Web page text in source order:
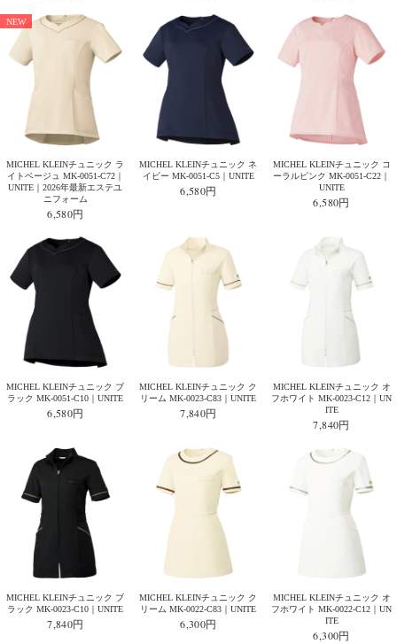
NEW
MICHEL KLEINチュニック ラ
イトベージュ MK-0051-C72｜
UNITE｜2026年最新エステユ
ニフォーム
6,580円
MICHEL KLEINチュニック ネ
イビー MK-0051-C5｜UNITE
6,580円
MICHEL KLEINチュニック コ
ーラルピンク MK-0051-C22｜
UNITE
6,580円
MICHEL KLEINチュニック ブ
ラック MK-0051-C10｜UNITE
6,580円
MICHEL KLEINチュニック ク
リーム MK-0023-C83｜UNITE
7,840円
MICHEL KLEINチュニック オ
フホワイト MK-0023-C12｜UN
ITE
7,840円
MICHEL KLEINチュニック ブ
ラック MK-0023-C10｜UNITE
7,840円
MICHEL KLEINチュニック ク
リーム MK-0022-C83｜UNITE
6,300円
MICHEL KLEINチュニック オ
フホワイト MK-0022-C12｜UN
ITE
6,300円